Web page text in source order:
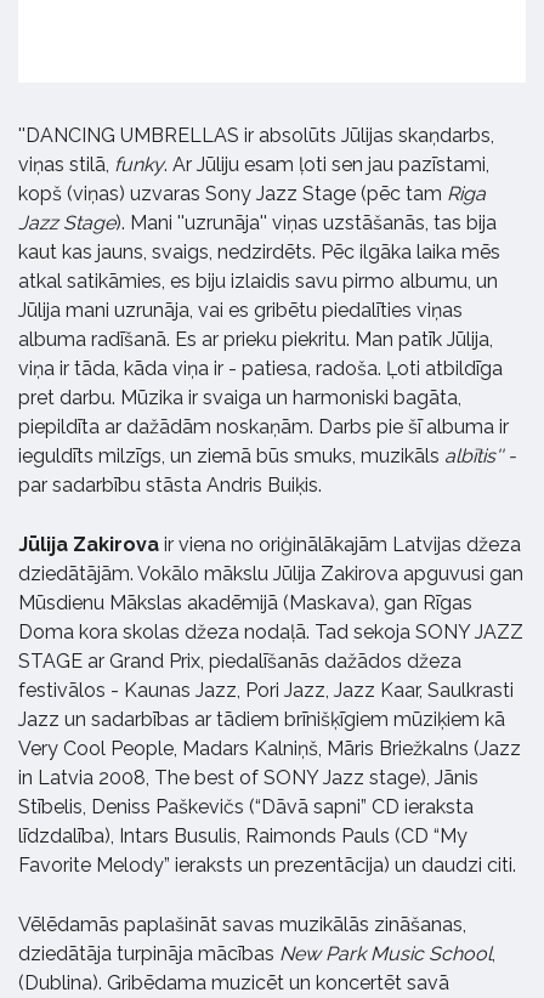
''DANCING UMBRELLAS ir absolūts Jūlijas skaņdarbs,
viņas stilā, funky. Ar Jūliju esam ļoti sen jau pazīstami,
kopš (viņas) uzvaras Sony Jazz Stage (pēc tam Riga
Jazz Stage). Mani ''uzrunāja'' viņas uzstāšanās, tas bija
kaut kas jauns, svaigs, nedzirdēts. Pēc ilgāka laika mēs
atkal satikāmies, es biju izlaidis savu pirmo albumu, un
Jūlija mani uzrunāja, vai es gribētu piedalīties viņas
albuma radīšanā. Es ar prieku piekritu. Man patīk Jūlija,
viņa ir tāda, kāda viņa ir - patiesa, radoša. Ļoti atbildīga
pret darbu. Mūzika ir svaiga un harmoniski bagāta,
piepildīta ar dažādām noskaņām. Darbs pie šī albuma ir
ieguldīts milzīgs, un ziemā būs smuks, muzikāls albītis'' -
par sadarbību stāsta Andris Buiķis.
Jūlija Zakirova ir viena no oriģinālākajām Latvijas džeza
dziedātājām. Vokālo mākslu Jūlija Zakirova apguvusi gan
Mūsdienu Mākslas akadēmijā (Maskava), gan Rīgas
Doma kora skolas džeza nodaļā. Tad sekoja SONY JAZZ
STAGE ar Grand Prix, piedalīšanās dažādos džeza
festivālos - Kaunas Jazz, Pori Jazz, Jazz Kaar, Saulkrasti
Jazz un sadarbības ar tādiem brīnišķīgiem mūziķiem kā
Very Cool People, Madars Kalniņš, Māris Briežkalns (Jazz
in Latvia 2008, The best of SONY Jazz stage), Jānis
Stībelis, Deniss Paškevičs (“Dāvā sapni” CD ieraksta
līdzdalība), Intars Busulis, Raimonds Pauls (CD “My
Favorite Melody” ieraksts un prezentācija) un daudzi citi.
Vēlēdamās paplašināt savas muzikālās zināšanas,
dziedātāja turpināja mācības New Park Music School,
(Dublina). Gribēdama muzicēt un koncertēt savā